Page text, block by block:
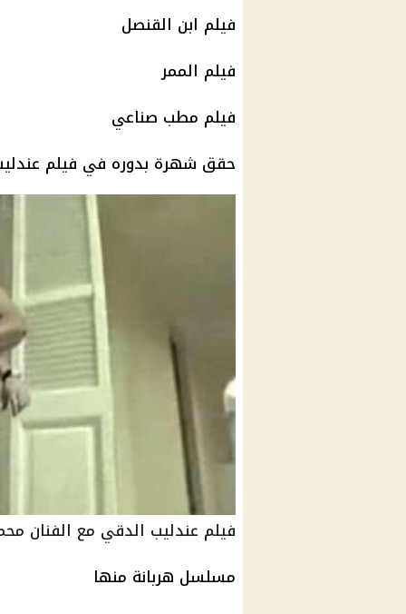
فيلم ابن القنصل
فيلم الممر
فيلم مطب صناعي
حقق شهرة بدوره في فيلم
فيلم عندليب الدقي مع الفنان
مسلسل هربانة منها